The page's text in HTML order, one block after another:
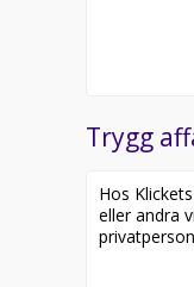
Trygg
Hos
eller andra